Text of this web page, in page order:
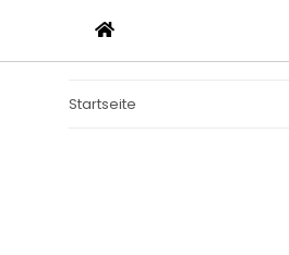
Startseite